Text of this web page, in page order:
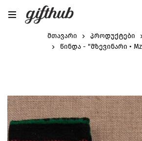
მთავარი პროდუქტები
წინდა - "მზევინარი •